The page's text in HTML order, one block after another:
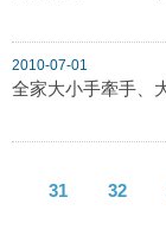
2010-07-01
全家大小手牽手、
31 32